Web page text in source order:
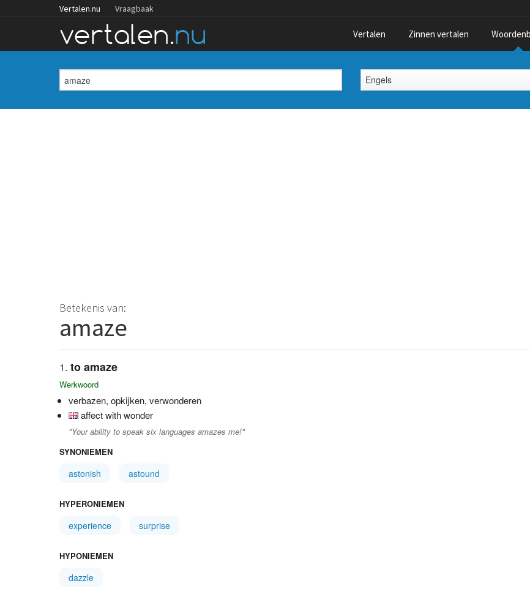
Vertalen.nu Vraagbaak
Vertalen Zinnen vertalen
Engels
Betekenis van:
amaze
to amaze
Werkwoord
verbazen, opkijken, verwonderen
affect with wonder
"Your ability to speak six languages amazes me!"
SYNONIEMEN
astonish astound
HYPERONIEMEN
experience surprise
HYPONIEMEN
dazzle